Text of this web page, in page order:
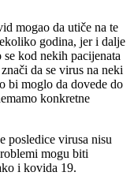
mogao da utiče na te
godina, jer i dalje
kod nekih pacijenata
da se virus na neki
bi moglo da dovede do
konkretne
posledice virusa nisu
mogu biti
i kovida 19.